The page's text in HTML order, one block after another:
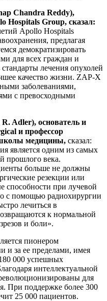
Chandra Reddy),
Hospitals Group, сказал:
Apollo Hospitals
предлагая
демократизировать
для всех граждан и
лечения опухолей
качество жизни. ZAP-X
заболеваниями,
с превосходными
Adler), основатель и
и профессор
медицины, сказал:
является одним из самых
прошлого века.
больше не должны
резекции или
способности при лучевой
с помощью радиохирургии
лечиться в
к нормальной
и боли».
пионером
и за ее пределами, имея
000 успешных
интеллектуальной
для
При поддержке более 300
25 000 пациентов.